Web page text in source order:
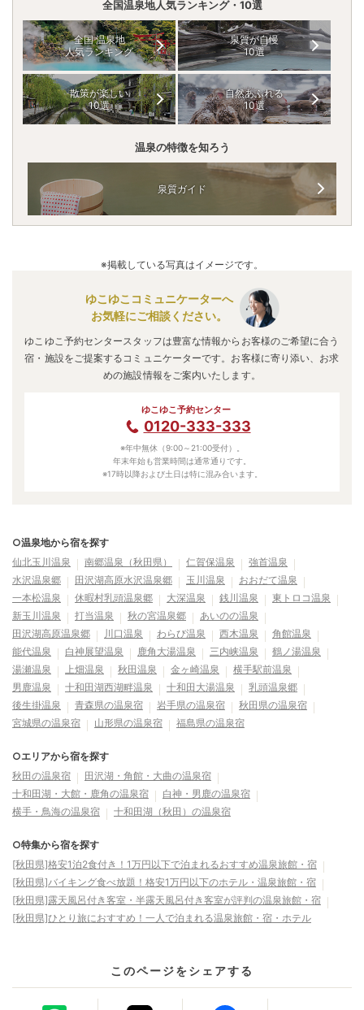
全国温泉地人気ランキング・10選
全国 温泉地
人気ランキング
泉質が自慢
10選
散策が楽しい
10選
自然あふれる
10選
温泉の特徴を知ろう
泉質ガイド
※掲載している写真はイメージです。
ゆこゆこコミュニケーターへ
お気軽にご相談ください。
ゆこゆこ予約センタースタッフは豊富な情報からお客様のご希望に合う
宿・施設をご提案するコミュニケーターです。お客様に寄り添い、お求
めの施設情報をご案内いたします。
ゆこゆこ予約センター
0120-333-333
※年中無休（9:00～21:00受付）。
年末年始も営業時間は通常通りです。
※17時以降および土日は特に混み合います。
○温泉地から宿を探す
仙北玉川温泉
南郷温泉（秋田県） 仁賀保温泉
強首温泉
水沢温泉郷
田沢湖高原水沢温泉郷 玉川温泉
おおだて温泉
一本松温泉
休暇村乳頭温泉郷 大深温泉 銭川温泉
東トロコ温泉
新玉川温泉
打当温泉 秋の宮温泉郷
あいのの温泉
田沢湖高原温泉郷
川口温泉 わらび温泉 西木温泉
角館温泉
能代温泉
白神展望温泉 鹿角大湯温泉 三内峡温泉
鶴ノ湯温泉
湯瀬温泉
上畑温泉 秋田温泉 金ヶ崎温泉
横手駅前温泉
男鹿温泉
十和田湖西湖畔温泉 十和田大湯温泉
乳頭温泉郷
後生掛温泉
青森県の温泉宿 岩手県の温泉宿
秋田県の温泉宿
宮城県の温泉宿
山形県の温泉宿 福島県の温泉宿
○エリアから宿を探す
秋田の温泉宿
田沢湖・角館・大曲の温泉宿
十和田湖・大館・鹿角の温泉宿
白神・男鹿の温泉宿
横手・鳥海の温泉宿
十和田湖（秋田）の温泉宿
○特集から宿を探す
[秋田県]格安1泊2食付き！1万円以下で泊まれるおすすめ温泉旅館・宿
[秋田県]バイキング食べ放題！格安1万円以下のホテル・温泉旅館・宿
[秋田県]露天風呂付き客室・半露天風呂付き客室が評判の温泉旅館・宿
[秋田県]ひとり旅におすすめ！一人で泊まれる温泉旅館・宿・ホテル
このページをシェアする